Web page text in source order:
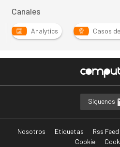
Canales
Analytics Casos
Síguenos
Nosotros Etiquetas Rss Feed
Cookie